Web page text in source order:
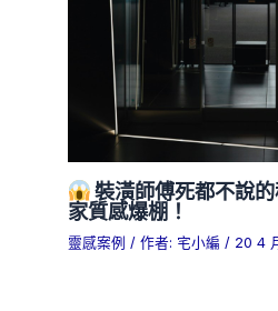
裝潢師傅死都不說
家質感爆棚！
靈感案例 / 作者: 宅小編 / 20 4